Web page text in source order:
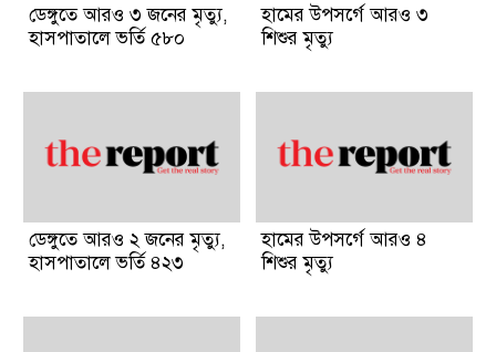
ডেঙ্গুতে আরও ৩ জনের মৃত্যু,
হাসপাতালে ভর্তি ৫৮০
হামের উপসর্গে আরও ৩
শিশুর মৃত্যু
ডেঙ্গুতে আরও ২ জনের মৃত্যু,
হাসপাতালে ভর্তি ৪২৩
হামের উপসর্গে আরও ৪
শিশুর মৃত্যু